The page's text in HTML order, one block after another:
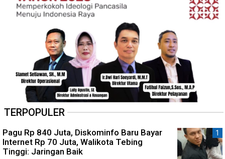
TERPOPULER
Pagu Rp 840 Juta, Diskominfo Baru Bayar
Internet Rp 70 Juta, Walikota Tebing
Tinggi: Jaringan Baik